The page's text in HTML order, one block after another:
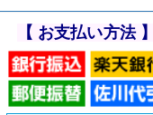
【 お支払い方法 】